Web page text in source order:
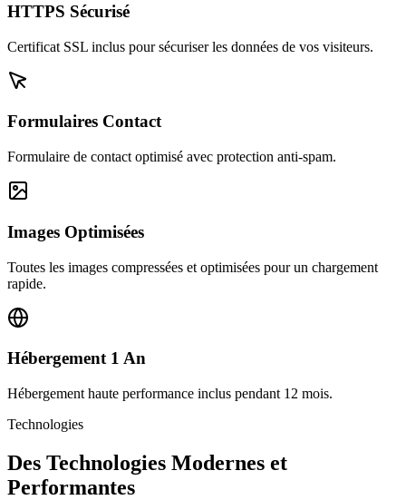
HTTPS Sécurisé
Certificat SSL inclus pour sécuriser les données de vos visiteurs.
Formulaires Contact
Formulaire de contact optimisé avec protection anti-spam.
Images Optimisées
Toutes les images compressées et optimisées pour un chargement
rapide.
Hébergement 1 An
Hébergement haute performance inclus pendant 12 mois.
Technologies
Des Technologies Modernes et
Performantes